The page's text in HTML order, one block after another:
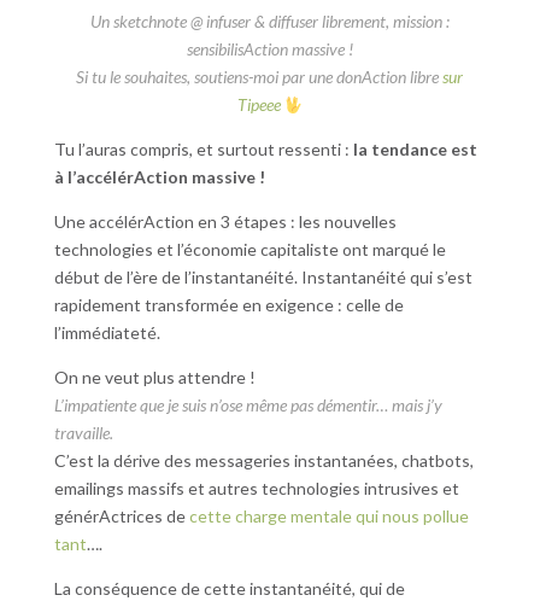
Un sketchnote @ infuser & diffuser librement, mission :
sensibilisAction massive !
Si tu le souhaites, soutiens-moi par une donAction libre sur
Tipeee
Tu l’auras compris, et surtout ressenti : la tendance est
à l’accélérAction massive !
Une accélérAction en 3 étapes : les nouvelles
technologies et l’économie capitaliste ont marqué le
début de l’ère de l’instantanéité. Instantanéité qui s’est
rapidement transformée en exigence : celle de
l’immédiateté.
On ne veut plus attendre !
L’impatiente que je suis n’ose même pas démentir… mais j’y
travaille.
C’est la dérive des messageries instantanées, chatbots,
emailings massifs et autres technologies intrusives et
générActrices decette charge mentale qui nous pollue
tant….
La conséquence de cette instantanéité, qui de